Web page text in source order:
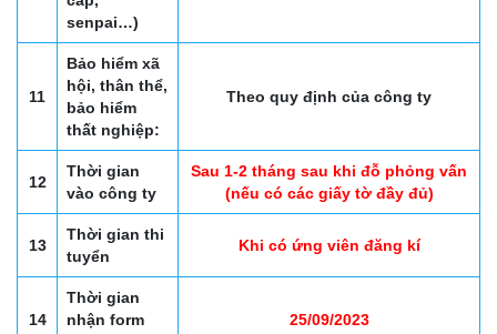
senpai…)
11
Bảo hiểm xã
hội, thân thể,
bảo hiểm
thất nghiệp:
Theo quy định của công ty
12
Thời gian
vào công ty
Sau 1-2 tháng sau khi đỗ phỏng vấn
(nếu có các giấy tờ đầy đủ)
13
Thời gian thi
tuyển
Khi có ứng viên đăng kí
14
Thời gian
nhận form
25/09/2023